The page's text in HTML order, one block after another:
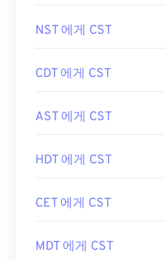
NST 에게 CST
CDT 에게 CST
AST 에게 CST
HDT 에게 CST
CET 에게 CST
MDT 에게 CST